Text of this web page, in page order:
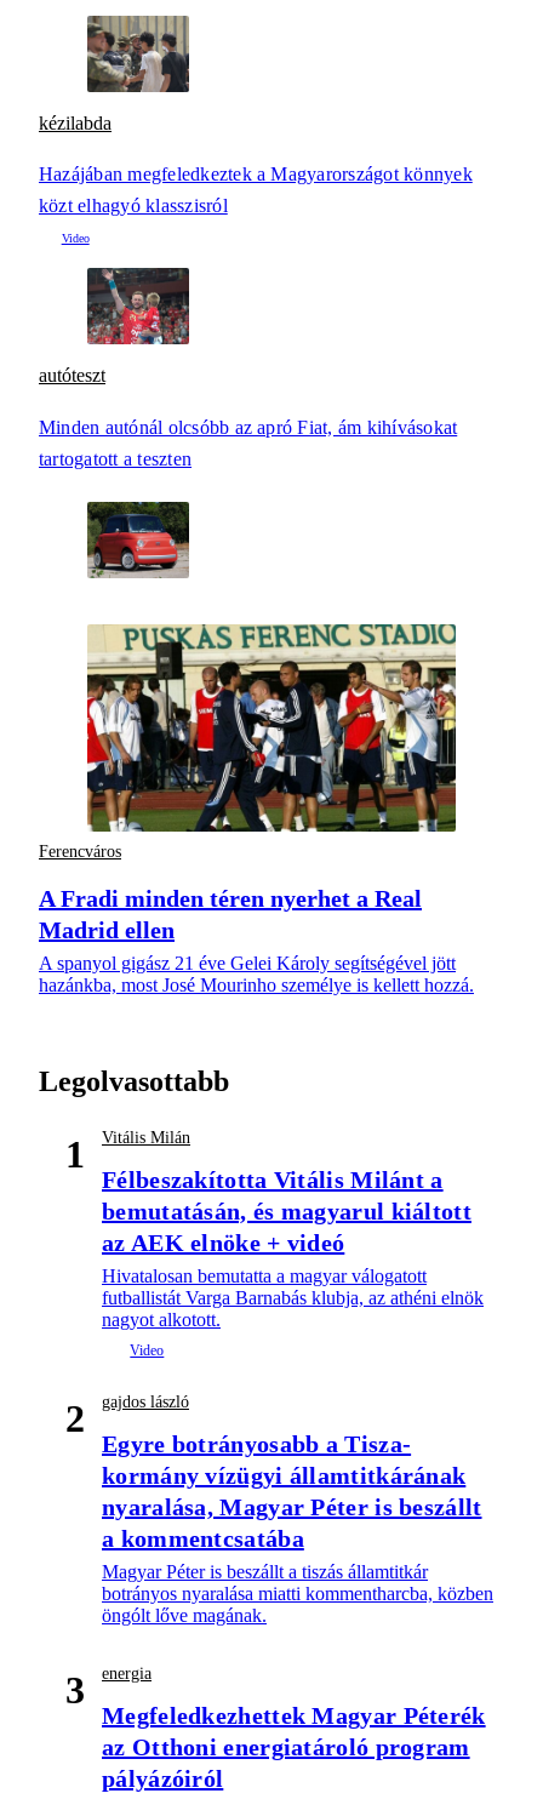
kézilabda
Hazájában megfeledkeztek a Magyarországot könnyek
közt elhagyó klasszisról
autóteszt
Minden autónál olcsóbb az apró Fiat, ám kihívásokat
tartogatott a teszten
Ferencváros
A Fradi minden téren nyerhet a Real
Madrid ellen
A spanyol gigász 21 éve Gelei Károly segítségével jött
hazánkba, most José Mourinho személye is kellett hozzá.
Legolvasottabb
1 Vitális Milán
Félbeszakította Vitális Milánt a
bemutatásán, és magyarul kiáltott
az AEK elnöke + videó
Hivatalosan bemutatta a magyar válogatott
futballistát Varga Barnabás klubja, az athéni elnök
nagyot alkotott.
2 gajdos lászló
Egyre botrányosabb a Tisza-
kormány vízügyi államtitkárának
nyaralása, Magyar Péter is beszállt
a kommentcsatába
Magyar Péter is beszállt a tiszás államtitkár
botrányos nyaralása miatti kommentharcba, közben
öngólt lőve magának.
3 energia
Megfeledkezhettek Magyar Péterék
az Otthoni energiatároló program
pályázóiról